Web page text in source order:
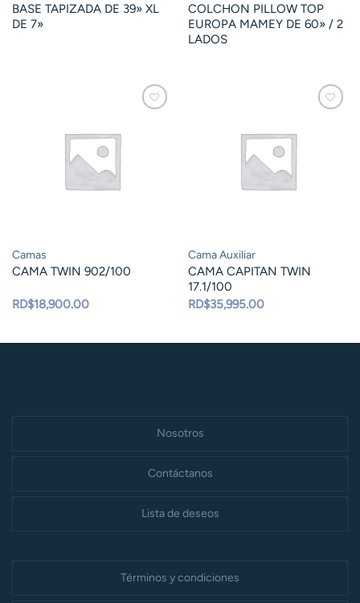
BASE TAPIZADA DE 39» XL
DE 7»
COLCHON PILLOW TOP
EUROPA MAMEY DE 60» / 2
LADOS
Camas
CAMA TWIN 902/100
RD$18,900.00
Cama Auxiliar
CAMA CAPITAN TWIN
17.1/100
RD$35,995.00
Nosotros
Contáctanos
Lista de deseos
Términos y condiciones